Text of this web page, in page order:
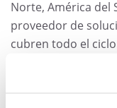
Norte, América del
proveedor de
cubren todo el ciclo
organizaciones a
confidenciales,